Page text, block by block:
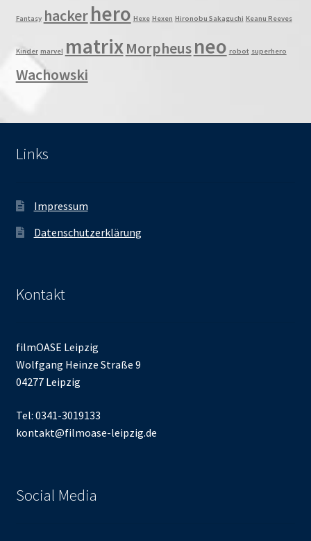
Fantasy hackerhero Hexe Hexen Hironobu Sakaguchi Keanu Reeves
Kinder marvel matrixMorpheusneo robot superhero
Wachowski
Links
Impressum
Datenschutzerklärung
Kontakt
filmOASE Leipzig
Wolfgang Heinze Straße 9
04277 Leipzig
Tel: 0341-3019133
kontakt@filmoase-leipzig.de
Social Media